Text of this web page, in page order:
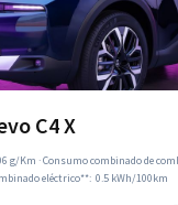
C4 X
g/Km ·Consumo combinado de
eléctrico**: 0.5 kWh/100km